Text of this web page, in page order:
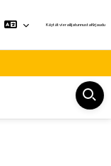
Käytät vierailijatunnustaKirjaudu